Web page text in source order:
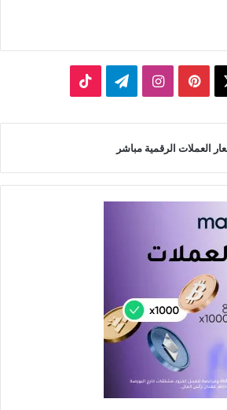
بينتيريستانستقرامتيلقرام
العملات الرقمية مباشر